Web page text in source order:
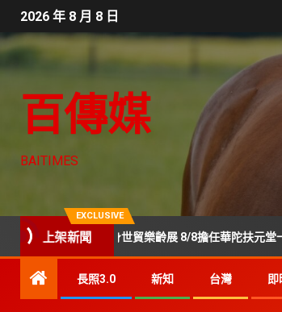
2026 年 8 月 8 日
百傳媒
BAITIMES
EXCLUSIVE
上架新聞
陳美鳳現身世貿樂齡展 8/8擔任華陀扶元堂一日店長
長照3.0 新知 台灣